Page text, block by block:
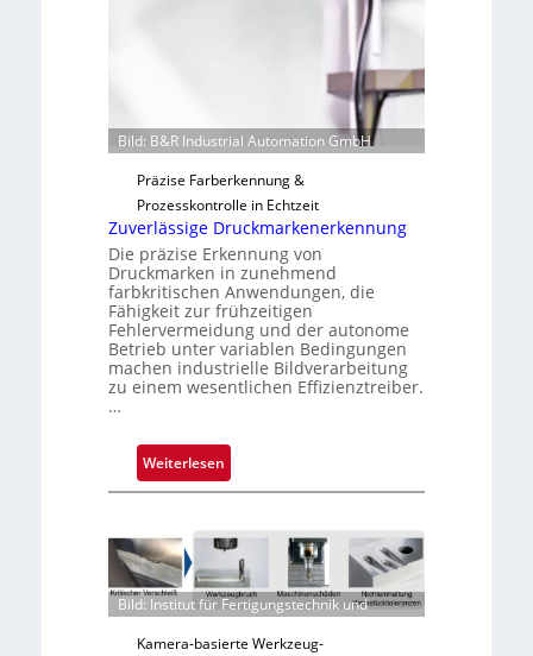
n
g
a
u
s
Bild: B&R Industrial Automation GmbH
Präzise Farberkennung &
Prozesskontrolle in Echtzeit
Zuverlässige Druckmarkenerkennung
Die präzise Erkennung von
Druckmarken in zunehmend
farbkritischen Anwendungen, die
Fähigkeit zur frühzeitigen
Fehlervermeidung und der autonome
Betrieb unter variablen Bedingungen
machen industrielle Bildverarbeitung
zu einem wesentlichen Effizienztreiber.
…
Weiterlesen
Z
v
r
l
Bild: Institut für Fertigungstechnik und
Kamera-basierte Werkzeug-